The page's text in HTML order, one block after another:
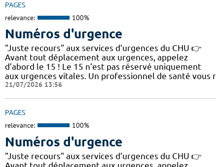
PAGES
relevance: 100%
Numéros d'urgence
"Juste recours" aux services d’urgences du CHU 👉
Avant tout déplacement aux urgences, appelez
d’abord le 15 ! Le 15 n’est pas réservé uniquement
aux urgences vitales. Un professionnel de santé vous r
21/07/2026 13:56
PAGES
relevance: 100%
Numéros d'urgence
"Juste recours" aux services d’urgences du CHU 👉